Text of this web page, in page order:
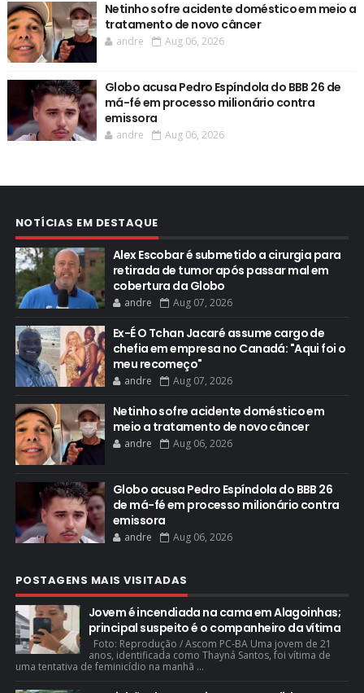
Netinho sofre acidente doméstico em meio a
tratamento de novo câncer
andre Aug 06, 2026
Globo acusa Pedro Espíndola do BBB 26 de
má-fé em processo milionário contra
emissora
andre Aug 06, 2026
NOTÍCIAS EM DESTAQUE
Alex Escobar é submetido a cirurgia para
retirada de tumor após passar mal em
cobertura da Globo
andre Aug 07, 2026
Ex-É O Tchan Jacaré assume cargo de
chefia em empresa no Canadá: "Aqui foi o
meu recomeço"
andre Aug 07, 2026
Netinho sofre acidente doméstico em
meio a tratamento de novo câncer
andre Aug 06, 2026
Globo acusa Pedro Espíndola do BBB 26
de má-fé em processo milionário contra
emissora
andre Aug 06, 2026
POSTAGENS MAIS VISITADAS
Jovem é incendiada na cama em Alagoinhas;
principal suspeito é o companheiro da vítima
Foto: Reprodução / Ascom PC-BA Uma jovem de 21
anos, identificada como Thayná Santos, foi vítima de
uma tentativa de feminicídio na manhã ...